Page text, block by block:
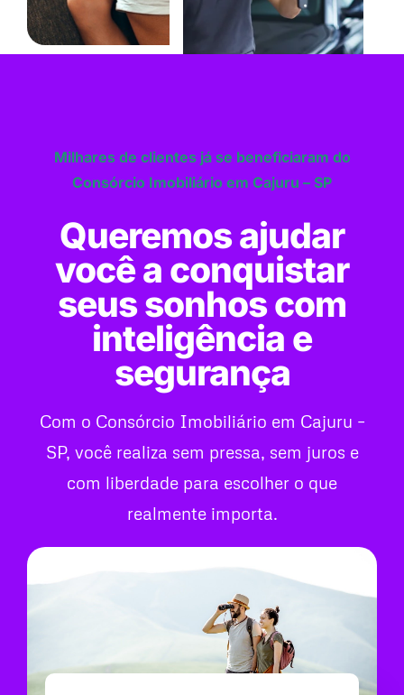
Milhares de clientes já se beneficiaram do
Consórcio Imobiliário em Cajuru – SP
Queremos ajudar
você a conquistar
seus sonhos com
inteligência e
segurança
Com o Consórcio Imobiliário em Cajuru –
SP, você realiza sem pressa, sem juros e
com liberdade para escolher o que
realmente importa.